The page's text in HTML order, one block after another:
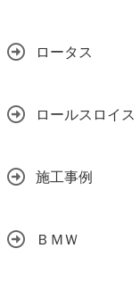
ロータス
ロールスロイス
施工事例
ＢＭＷ